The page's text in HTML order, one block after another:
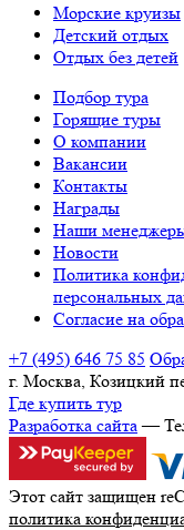
Морские круизы
Детский отдых
Отдых без детей
Подбор тура
Горящие туры
О компании
Вакансии
Контакты
Награды
Наши
Новости
Политика
персональных
Согласие на
+7 (495) 646 75 85
г. Москва, Козицкий
Где купить тур
Разработка сайта—
Этот сайт защищен
политика